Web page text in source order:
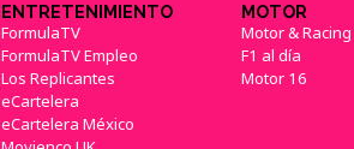
ENTRETENIMIENTO
FormulaTV
FormulaTV Empleo
Los Replicantes
eCartelera
eCartelera México
MOTOR
Motor & Racing
F1 al día
Motor 16